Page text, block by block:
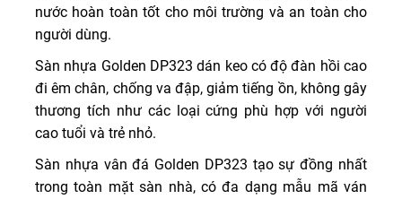
nước hoàn toàn tốt cho môi trường và an toàn cho
người dùng.
Sàn nhựa Golden DP323 dán keo có độ đàn hồi cao
đi êm chân, chống va đập, giảm tiếng ồn, không gây
thương tích như các loại cứng phù hợp với người
cao tuổi và trẻ nhỏ.
Sàn nhựa vân đá Golden DP323 tạo sự đồng nhất
trong toàn mặt sàn nhà, có đa dạng mẫu mã ván